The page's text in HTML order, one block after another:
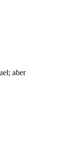
aber